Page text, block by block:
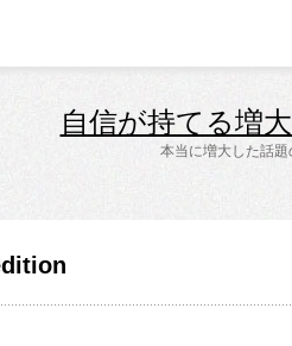
自信が持てる増
本当に増大した話